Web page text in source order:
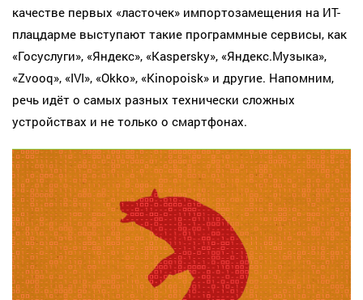
качестве первых «ласточек» импортозамещения на ИТ-
плацдарме выступают такие программные сервисы, как
«Госуслуги», «Яндекс», «Kaspersky», «Яндекс.Музыка»,
«Zvooq», «IVI», «Okko», «Kinopoisk» и другие. Напомним,
речь идёт о самых разных технически сложных
устройствах и не только о смартфонах.